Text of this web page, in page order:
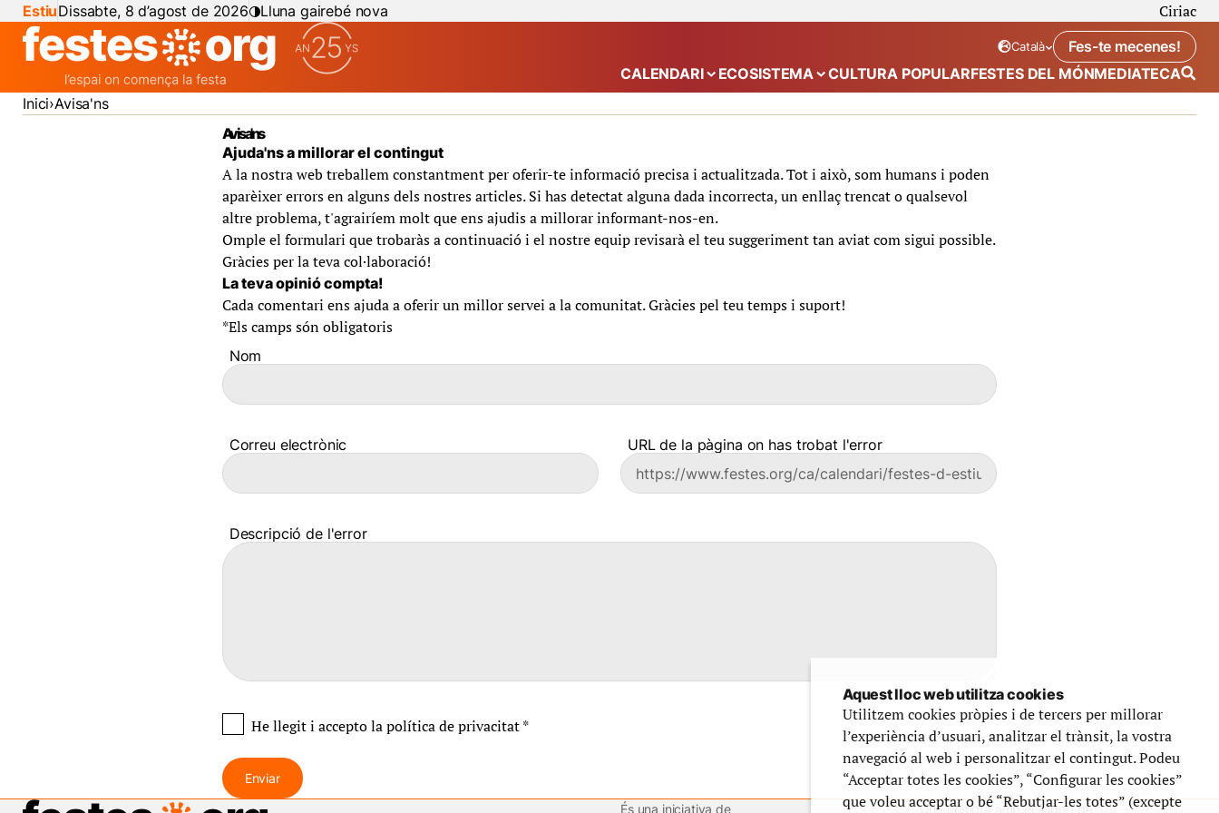
EstiuDissabte, 8 d’agost de 2026 Lluna gairebé nova Ciriac
Idioma seleccionat:
Català
. Canviar idiomaFes-te mecenes!
CALENDARI Mostra el submenú de “Calendari”
ECOSISTEMA Mostra el submenú de “Ecosistema”
CULTURA POPULARFESTES DEL MÓNMEDIATECA
Inici Avisa'ns
Avisa'ns
Ajuda'ns a millorar el contingut
A la nostra web treballem constantment per oferir-te informació precisa i actualitzada. Tot i això, som humans i poden
aparèixer errors en alguns dels nostres articles. Si has detectat alguna dada incorrecta, un enllaç trencat o qualsevol
altre problema, t'agrairíem molt que ens ajudis a millorar informant-nos-en.
Omple el formulari que trobaràs a continuació i el nostre equip revisarà el teu suggeriment tan aviat com sigui possible.
Gràcies per la teva col·laboració!
La teva opinió compta!
Cada comentari ens ajuda a oferir un millor servei a la comunitat. Gràcies pel teu temps i suport!
*Els camps són obligatoris
Nom
Correu electrònic URL de la pàgina on has trobat l'error
Descripció de l'error
He llegit i acceptola política de privacitat*
Enviar
És una iniciativa de
Que compta amb el suport de
Aquest lloc web utilitza cookies
Utilitzem cookies pròpies i de tercers per millorar
l’experiència d’usuari, analitzar el trànsit, la vostra
navegació al web i personalitzar el contingut. Podeu
“Acceptar totes les cookies”, “Configurar les cookies”
que voleu acceptar o bé “Rebutjar-les totes” (excepte